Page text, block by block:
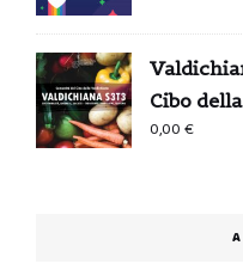
Cibo
0,00€